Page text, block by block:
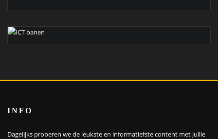
INFO
Dagelijks proberen we de leukste en informatiefste content met jullie